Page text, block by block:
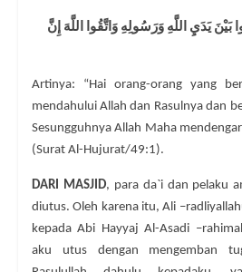
بَيْنَ يَدَيِ اللَّهِ وَرَسُولِهِ وَاتَّقُوا اللَّهَ إِنَّ
Artinya: “Hai orang-orang yang
mendahului Allah dan Rasulnya dan
Sesungguhnya Allah Maha
(Surat Al-Hujurat/49:1).
DARI MASJID, para da`i dan pelaku
diutus. Oleh karena itu, Ali
kepada Abi Hayyaj Al-Asadi
aku utus dengan mengemban